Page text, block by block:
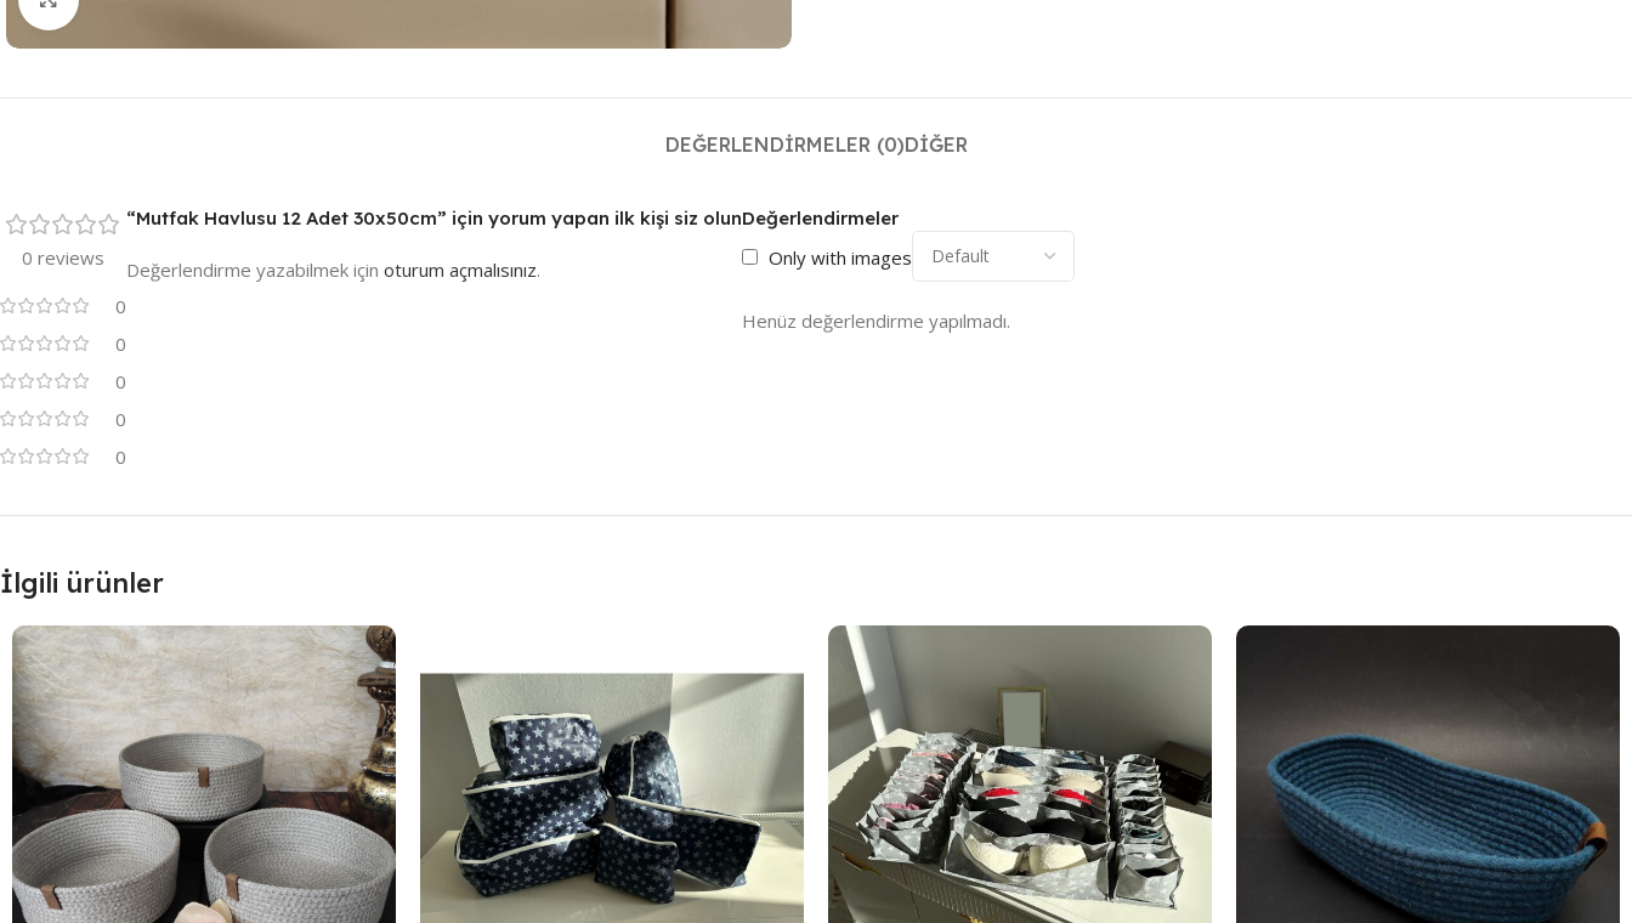
DEĞERLENDIRMELER (0)DIĞER
0 reviews
0
0
0
0
0
Değerlendirmeler
Only with images
Henüz değerlendirme yapılmadı.
“Mutfak Havlusu 12 Adet 30x50cm” için yorum yapan ilk kişi siz olun
Değerlendirme yazabilmek için oturum açmalısınız.
İlgili ürünler